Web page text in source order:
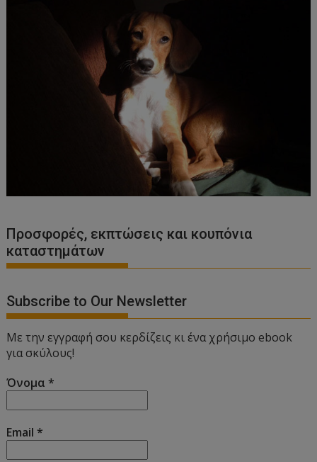
Προσφορές, εκπτώσεις και κουπόνια
καταστημάτων
Subscribe to Our Newsletter
Με την εγγραφή σου κερδίζεις κι ένα χρήσιμο ebook
για σκύλους!
Όνομα*
Email*